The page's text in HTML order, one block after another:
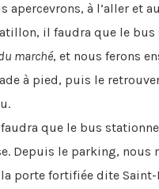
apercevrons, à l’aller et
il faudra que le
marché, et nous ferons
à pied, puis le
que le bus
Depuis le parking, nous
la porte fortifiée dite